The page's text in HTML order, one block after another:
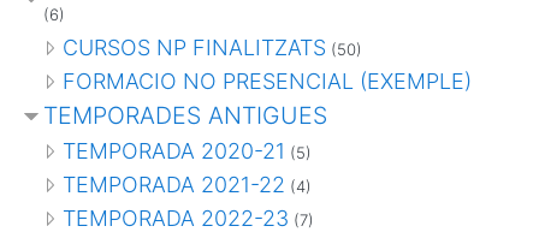
(6)
CURSOS NP FINALITZATS (50)
FORMACIO NO PRESENCIAL (EXEMPLE)
TEMPORADES ANTIGUES
TEMPORADA 2020-21 (5)
TEMPORADA 2021-22 (4)
TEMPORADA 2022-23 (7)